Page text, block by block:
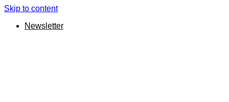
Skip to content
Newsletter